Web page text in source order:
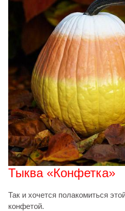
Тыква «Конфетка»
Так и хочется полакомиться
конфетой.